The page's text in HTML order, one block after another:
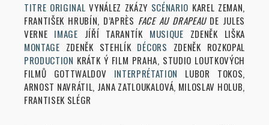
TITRE ORIGINAL VYNÁLEZ ZKÁZY SCÉNARIO KAREL ZEMAN,
FRANTIŠEK HRUBÍN, D’APRÈS FACE AU DRAPEAUDE JULES
VERNE IMAGE JÍŘÍ TARANTÍK MUSIQUE ZDENĚK LIŠKA
MONTAGE ZDENĚK STEHLÍK DÉCORS ZDENĚK ROZKOPAL
PRODUCTION KRÁTK Ý FILM PRAHA, STUDIO LOUTKOVÝCH
FILMŮ GOTTWALDOV INTERPRÉTATION
LUBOR TOKOS,
ARNOST NAVRÁTIL, JANA ZATLOUKALOVÁ, MILOSLAV HOLUB,
FRANTISEK SLÉGR